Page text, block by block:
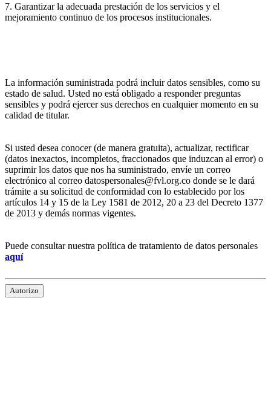
7. Garantizar la adecuada prestación de los servicios y el
mejoramiento continuo de los procesos institucionales.
La información suministrada podrá incluir datos sensibles, como su
estado de salud. Usted no está obligado a responder preguntas
sensibles y podrá ejercer sus derechos en cualquier momento en su
calidad de titular.
Si usted desea conocer (de manera gratuita), actualizar, rectificar
(datos inexactos, incompletos, fraccionados que induzcan al error) o
suprimir los datos que nos ha suministrado, envíe un correo
electrónico al correo datospersonales@fvl.org.co donde se le dará
trámite a su solicitud de conformidad con lo establecido por los
artículos 14 y 15 de la Ley 1581 de 2012, 20 a 23 del Decreto 1377
de 2013 y demás normas vigentes.
Puede consultar nuestra política de tratamiento de datos personales
aquí
Autorizo